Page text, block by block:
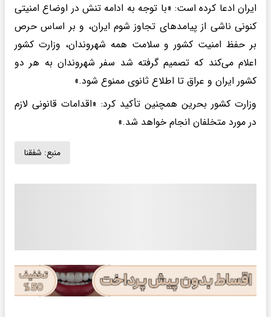
ایران ادعا کرده است: «با توجه به ادامه تنش در اوضاع امنیتی
کنونی ناشی از پیامدهای تجاوز شوم ایران، و بر اساس حرص
بر حفظ امنیت کشور و سلامت همه شهروندان، وزارت کشور
اعلام می‌کند که تصمیم گرفته شد سفر شهروندان به هر دو
کشور ایران و عراق تا اطلاع ثانوی ممنوع شود.»
وزارت کشور بحرین همچنین تأکید کرد: «اقدامات قانونی لازم
در مورد متخلفان انجام خواهد شد.»
منبع: شفقنا